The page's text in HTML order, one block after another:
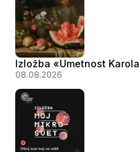
Izložba «Umetnost
08.08.2026